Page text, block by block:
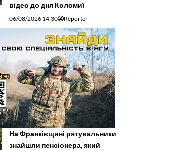
відео до дня Коломиї
06/08/2026 14:30 Reporter
На Франківщині рятувальники
знайшли пенсіонера, який